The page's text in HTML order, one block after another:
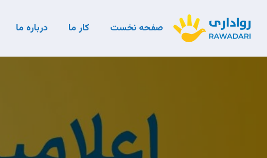
صفحه نخست کار ما درباره ما